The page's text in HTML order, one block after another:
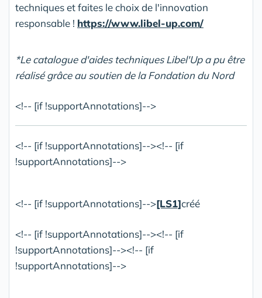
techniques et faites le choix de l'innovation
responsable ! https://www.libel-up.com/
*Le catalogue d'aides techniques Libel'Up a pu être
réalisé grâce au soutien de la Fondation du Nord
<!-- [if !supportAnnotations]-->
<!-- [if !supportAnnotations]--><!-- [if
!supportAnnotations]-->
<!-- [if !supportAnnotations]-->[LS1]créé
<!-- [if !supportAnnotations]--><!-- [if
!supportAnnotations]--><!-- [if
!supportAnnotations]-->